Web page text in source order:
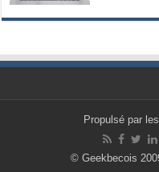
Propulsé par
© Geekbecois